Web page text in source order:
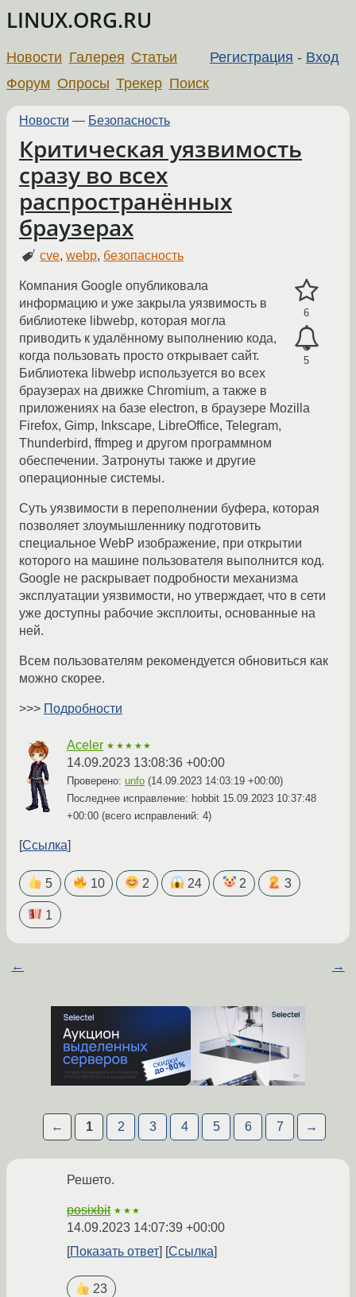
LINUX.ORG.RU
Регистрация - Вход
Новости Галерея Статьи
Форум Опросы Трекер Поиск
Новости — Безопасность
Критическая уязвимость
сразу во всех
распространённых
браузерах
cve,webp, безопасность
6
5
Компания Google опубликовала
информацию и уже закрыла уязвимость в
библиотеке libwebp, которая могла
приводить к удалённому выполнению кода,
когда пользовать просто открывает сайт.
Библиотека libwebp используется во всех
браузерах на движке Chromium, а также в
приложениях на базе electron, в браузере Mozilla
Firefox, Gimp, Inkscape, LibreOffice, Telegram,
Thunderbird, ffmpeg и другом программном
обеспечении. Затронуты также и другие
операционные системы.
Суть уязвимости в переполнении буфера, которая
позволяет злоумышленнику подготовить
специальное WebP изображение, при открытии
которого на машине пользователя выполнится код.
Google не раскрывает подробности механизма
эксплуатации уязвимости, но утверждает, что в сети
уже доступны рабочие эксплоиты, основанные на
ней.
Всем пользователям рекомендуется обновиться как
можно скорее.
>>> Подробности
Aceler ★★★★★
14.09.2023 13:08:36 +00:00
Проверено: unfo (14.09.2023 14:03:19 +00:00)
Последнее исправление: hobbit 15.09.2023 10:37:48
+00:00 (всего исправлений: 4)
Ссылка
5 10 2 24 2 3
1
← →
← 1 2 3 4 5 6 7 →
Решето.
posixbit ★★★
14.09.2023 14:07:39 +00:00
Показать ответ
Ссылка
23